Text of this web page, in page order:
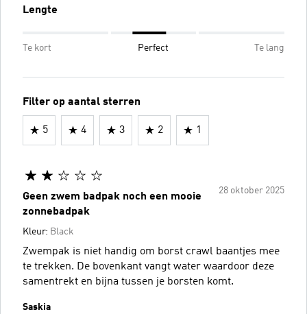
Lengte
Te kort Perfect Te lang
Filter op aantal sterren
5 4 3 2 1
28 oktober 2025
Geen zwem badpak noch een mooie
zonnebadpak
Kleur: Black
Zwempak is niet handig om borst crawl baantjes mee
te trekken. De bovenkant vangt water waardoor deze
samentrekt en bijna tussen je borsten komt.
Saskia